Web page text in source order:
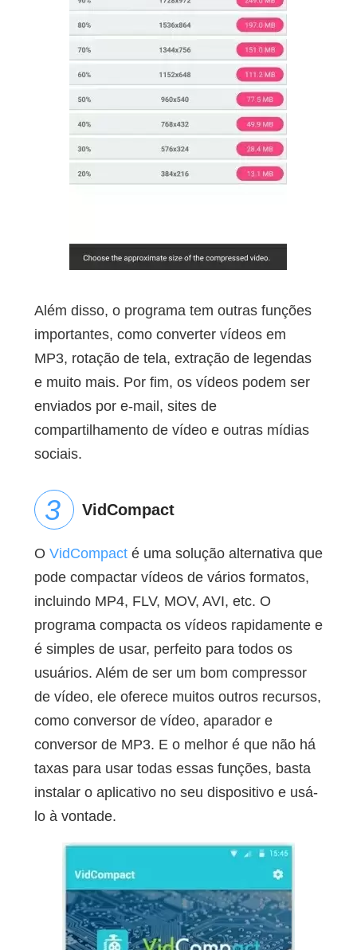
Além disso, o programa tem outras funções
importantes, como converter vídeos em
MP3, rotação de tela, extração de legendas
e muito mais. Por fim, os vídeos podem ser
enviados por e-mail, sites de
compartilhamento de vídeo e outras mídias
sociais.
VidCompact
O VidCompacté uma solução alternativa que
pode compactar vídeos de vários formatos,
incluindo MP4, FLV, MOV, AVI, etc. O
programa compacta os vídeos rapidamente e
é simples de usar, perfeito para todos os
usuários. Além de ser um bom compressor
de vídeo, ele oferece muitos outros recursos,
como conversor de vídeo, aparador e
conversor de MP3. E o melhor é que não há
taxas para usar todas essas funções, basta
instalar o aplicativo no seu dispositivo e usá-
lo à vontade.